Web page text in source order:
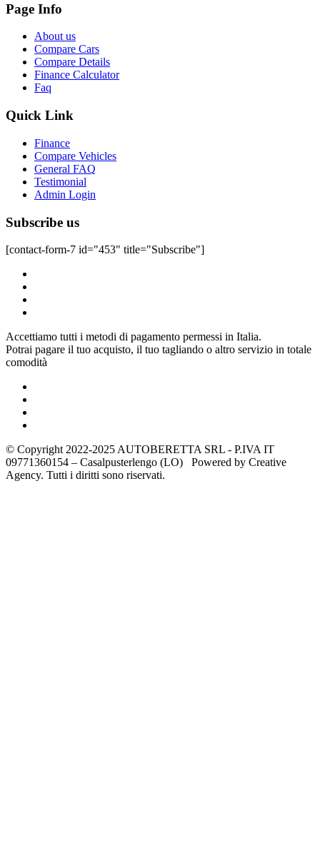
Page Info
About us
Compare Cars
Compare Details
Finance Calculator
Faq
Quick Link
Finance
Compare Vehicles
General FAQ
Testimonial
Admin Login
Subscribe us
[contact-form-7 id="453" title="Subscribe"]
Accettiamo tutti i metodi di pagamento permessi in Italia.
Potrai pagare il tuo acquisto, il tuo tagliando o altro servizio in totale
comodità
© Copyright 2022-2025 AUTOBERETTA SRL - P.IVA IT
09771360154 – Casalpusterlengo (LO) Powered by Creative
Agency. Tutti i diritti sono riservati.